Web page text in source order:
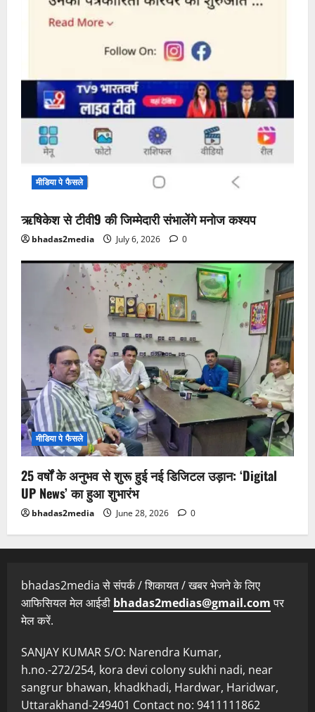
मीडिया पे फैसले
ऋषिकेश से टीवी9 की जिम्मेदारी संभालेंगे मनोज कश्यप
bhadas2media July 6, 2026 0
मीडिया पे फैसले
25 वर्षों के अनुभव से शुरू हुई नई डिजिटल उड़ान: ‘Digital
UP News’ का हुआ शुभारंभ
bhadas2media June 28, 2026 0
bhadas2media से संपर्क / शिकायत / खबर भेजने के लिए
आफिसियल मेल आईडी bhadas2medias@gmail.comपर
मेल करें.
SANJAY KUMAR S/O: Narendra Kumar,
h.no.-272/254, kora devi colony sukhi nadi, near
sangrur bhawan, khadkhadi, Hardwar, Haridwar,
Uttarakhand-249401 Contact no: 9411111862